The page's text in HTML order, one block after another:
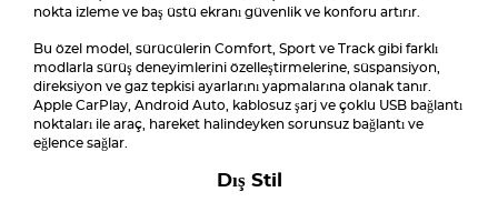
nokta izleme ve baş üstü ekranı güvenlik ve konforu artırır.
Bu özel model, sürücülerin Comfort, Sport ve Track gibi farklı
modlarla sürüş deneyimlerini özelleştirmelerine, süspansiyon,
direksiyon ve gaz tepkisi ayarlarını yapmalarına olanak tanır.
Apple CarPlay, Android Auto, kablosuz şarj ve çoklu USB bağlantı
noktaları ile araç, hareket halindeyken sorunsuz bağlantı ve
eğlence sağlar.
Dış Stil